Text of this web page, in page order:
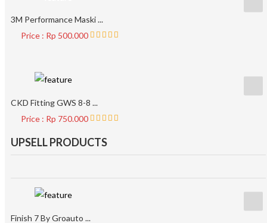
3M Performance Maski ...
Price : Rp 500.000
CKD Fitting GWS 8-8 ...
Price : Rp 750.000
UPSELL PRODUCTS
Finish 7 By Groauto ...